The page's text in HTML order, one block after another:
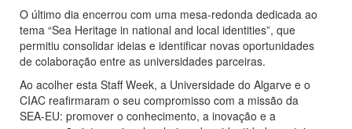
O último dia encerrou com uma mesa-redonda dedicada ao
tema “Sea Heritage in national and local identities”, que
permitiu consolidar ideias e identificar novas oportunidades
de colaboração entre as universidades parceiras.
Ao acolher esta Staff Week, a Universidade do Algarve e o
CIAC reafirmaram o seu compromisso com a missão da
SEA-EU: promover o conhecimento, a inovação e a